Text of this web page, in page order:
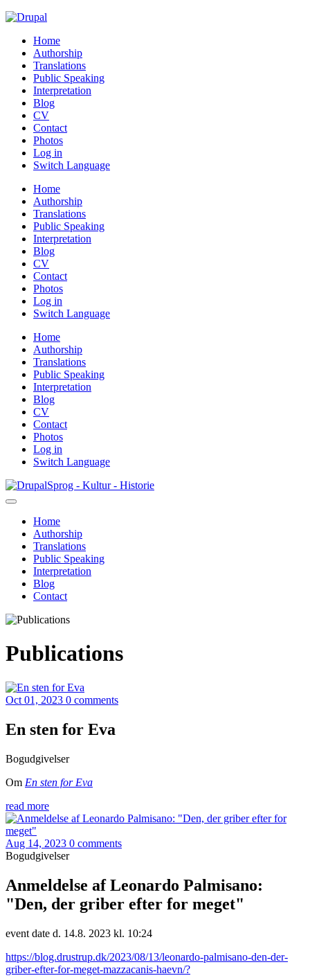
Home
Authorship
Translations
Public Speaking
Interpretation
Blog
CV
Contact
Photos
Log in
Switch Language
Home
Authorship
Translations
Public Speaking
Interpretation
Blog
CV
Contact
Photos
Log in
Switch Language
Home
Authorship
Translations
Public Speaking
Interpretation
Blog
CV
Contact
Photos
Log in
Switch Language
Skip
to
content
Sprog - Kultur - Historie
Primær
navigation
Home
Authorship
Translations
Public Speaking
Interpretation
Blog
Contact
Publications
Oct 01, 2023 0 comments
En sten for Eva
Bogudgivelser
Om En sten for Eva
read more
Aug 14, 2023 0 comments
Bogudgivelser
Anmeldelse af Leonardo Palmisano:
"Den, der griber efter for meget"
event date d. 14.8. 2023 kl. 10:24
https://blog.drustrup.dk/2023/08/13/leonardo-palmisano-den-der-
griber-efter-for-meget-mazzacanis-haevn/?